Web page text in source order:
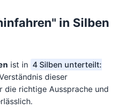
in Silben
ist in 4 Silben unterteilt:
dieser
die richtige Aussprache und